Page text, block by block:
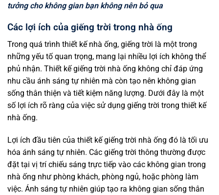
tưởng cho không gian bạn không nên bỏ qua
Các lợi ích của giếng trời trong nhà ống
Trong quá trình thiết kế nhà ống, giếng trời là một trong
những yếu tố quan trọng, mang lại nhiều lợi ích không thể
phủ nhận. Thiết kế giếng trời nhà ống không chỉ đáp ứng
nhu cầu ánh sáng tự nhiên mà còn tạo nên không gian
sống thân thiện và tiết kiệm năng lượng. Dưới đây là một
số lợi ích rõ ràng của việc sử dụng giếng trời trong thiết kế
nhà ống.
Lợi ích đầu tiên của thiết kế giếng trời nhà ống đó là tối ưu
hóa ánh sáng tự nhiên. Các giếng trời thông thường được
đặt tại vị trí chiếu sáng trực tiếp vào các không gian trong
nhà ống như phòng khách, phòng ngủ, hoặc phòng làm
việc. Ánh sáng tự nhiên giúp tạo ra không gian sống thân